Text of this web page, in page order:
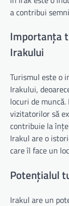
a contribui
Importanța
Irakului
Turismul este o
Irakului,
locuri de
vizitatorilor să
contribuie la
Irakul are o
care îl face un
Potențialul
Irakul are un